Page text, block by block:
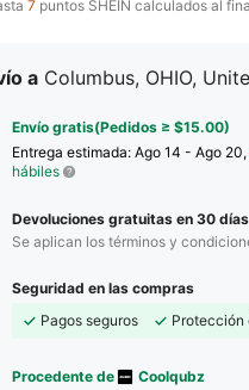
7 puntos SHEIN calculados al
a Columbus, OHIO,
Envío gratis(Pedidos ≥ $15.00)
Entrega estimada: Ago 14 - Ago 20,
hábiles
Devoluciones gratuitas en 30 días
Se aplican los términos y
Seguridad en las compras
Pagos seguros
Protección
Procedente de Coolqubz